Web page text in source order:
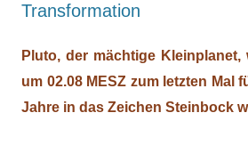
Transformation
Pluto, der mächtige Kleinplanet,
um 02.08 MESZ zum letzten Mal
Jahre in das Zeichen Steinbock